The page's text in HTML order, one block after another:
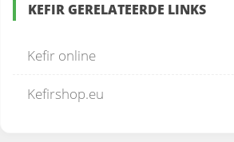
KEFIR GERELATEERDE LINKS
Kefir online
Kefirshop.eu